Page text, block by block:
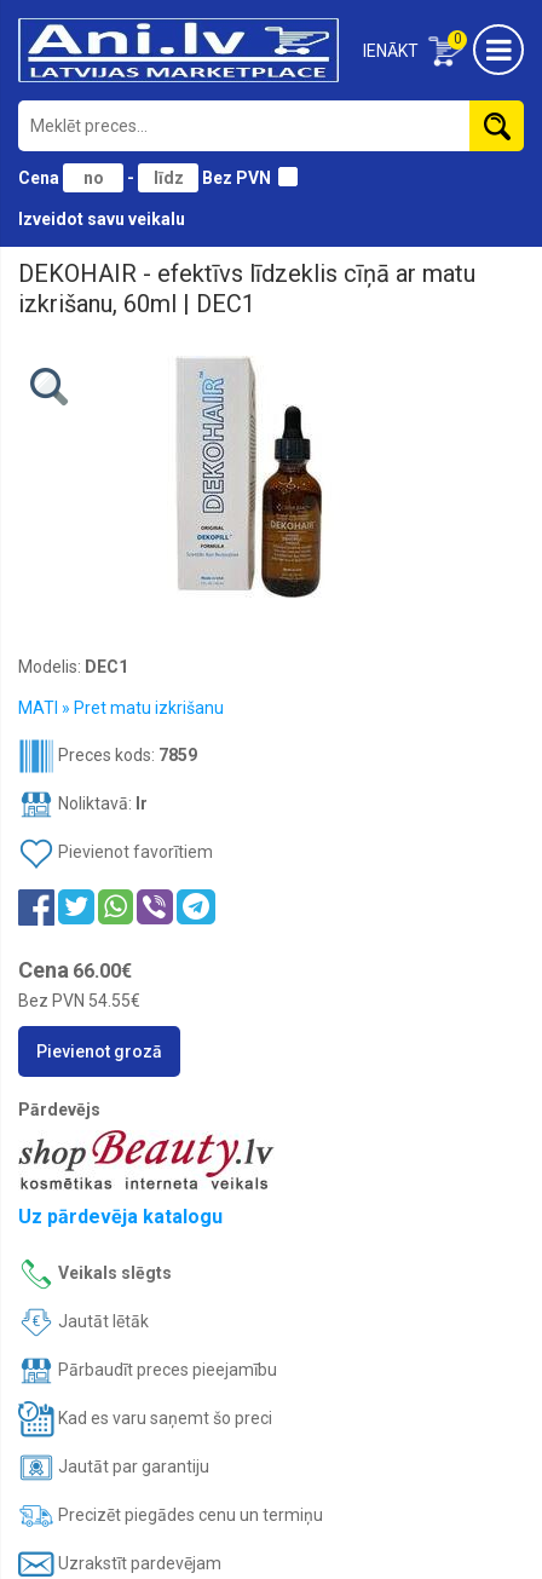
0
IENĀKT
Cena - Bez PVN
Izveidot savu veikalu
DEKOHAIR - efektīvs līdzeklis cīņā ar matu
izkrišanu, 60ml | DEC1
Modelis: DEC1
MATI » Pret matu izkrišanu
Preces kods: 7859
Noliktavā: Ir
Pievienot favorītiem
Cena 66.00€
Bez PVN 54.55€
Pievienot grozā
Pārdevējs
Uz pārdevēja katalogu
Veikals slēgts
Jautāt lētāk
Pārbaudīt preces pieejamību
Kad es varu saņemt šo preci
Jautāt par garantiju
Precizēt piegādes cenu un termiņu
Uzrakstīt pardevējam